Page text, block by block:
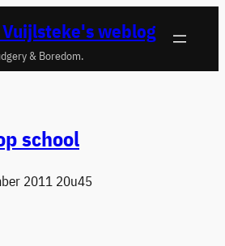
weblog
& Boredom.
school
2011 20u45